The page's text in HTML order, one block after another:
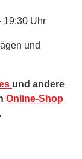
19:30 Uhr
und
und andere
Online-Shop